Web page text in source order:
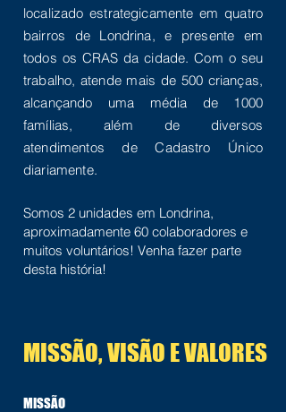
localizado estrategicamente em quatro
bairros de Londrina, e presente em
todos os CRAS da cidade. Com o seu
trabalho, atende mais de 500 crianças,
alcançando uma média de 1000
famílias, além de diversos
atendimentos de Cadastro Único
diariamente.
Somos 2 unidades em Londrina,
aproximadamente 60 colaboradores e
muitos voluntários! Venha fazer parte
desta história!​
MISSÃO, VISÃO E VALORES
MISSÃO